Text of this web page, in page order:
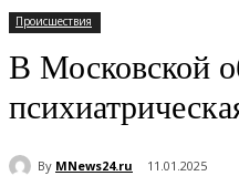
Происшествия
В Московской
By MNews24.ru 11.01.2025